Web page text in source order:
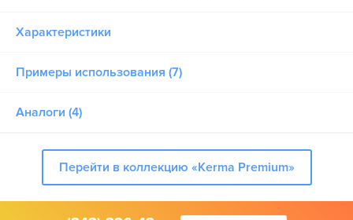
Характеристики
Примеры использования (7)
Аналоги (4)
Перейти в коллекцию «Kerma Premium»